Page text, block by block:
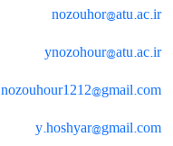
nozouhor@atu.ac.ir
ynozohour@atu.ac.ir
nozouhour1212@gmail.com
y.hoshyar@gmail.com